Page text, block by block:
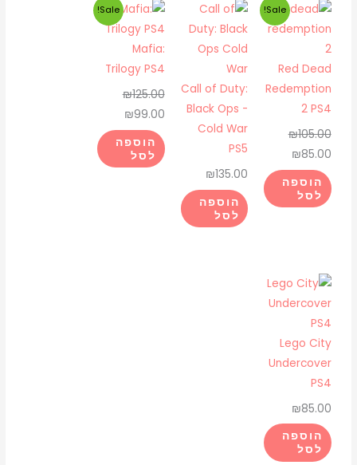
Red Dead
Redemption
2 PS4
Sale!
₪105.00
המחיר
המקורי
היה:
₪105.00.
₪85.00
המחיר
הנוכחי
₪85.00.
הוספה
לסל
Call of Duty:
Black Ops -
Cold War
PS5
₪135.00
הוספה
לסל
Mafia:
Trilogy PS4
Sale!
₪125.00
המחיר
המקורי
היה:
₪125.00.
₪99.00
המחיר
הנוכחי
₪99.00.
הוספה
לסל
Lego City
Undercover
PS4
₪85.00
הוספה
לסל